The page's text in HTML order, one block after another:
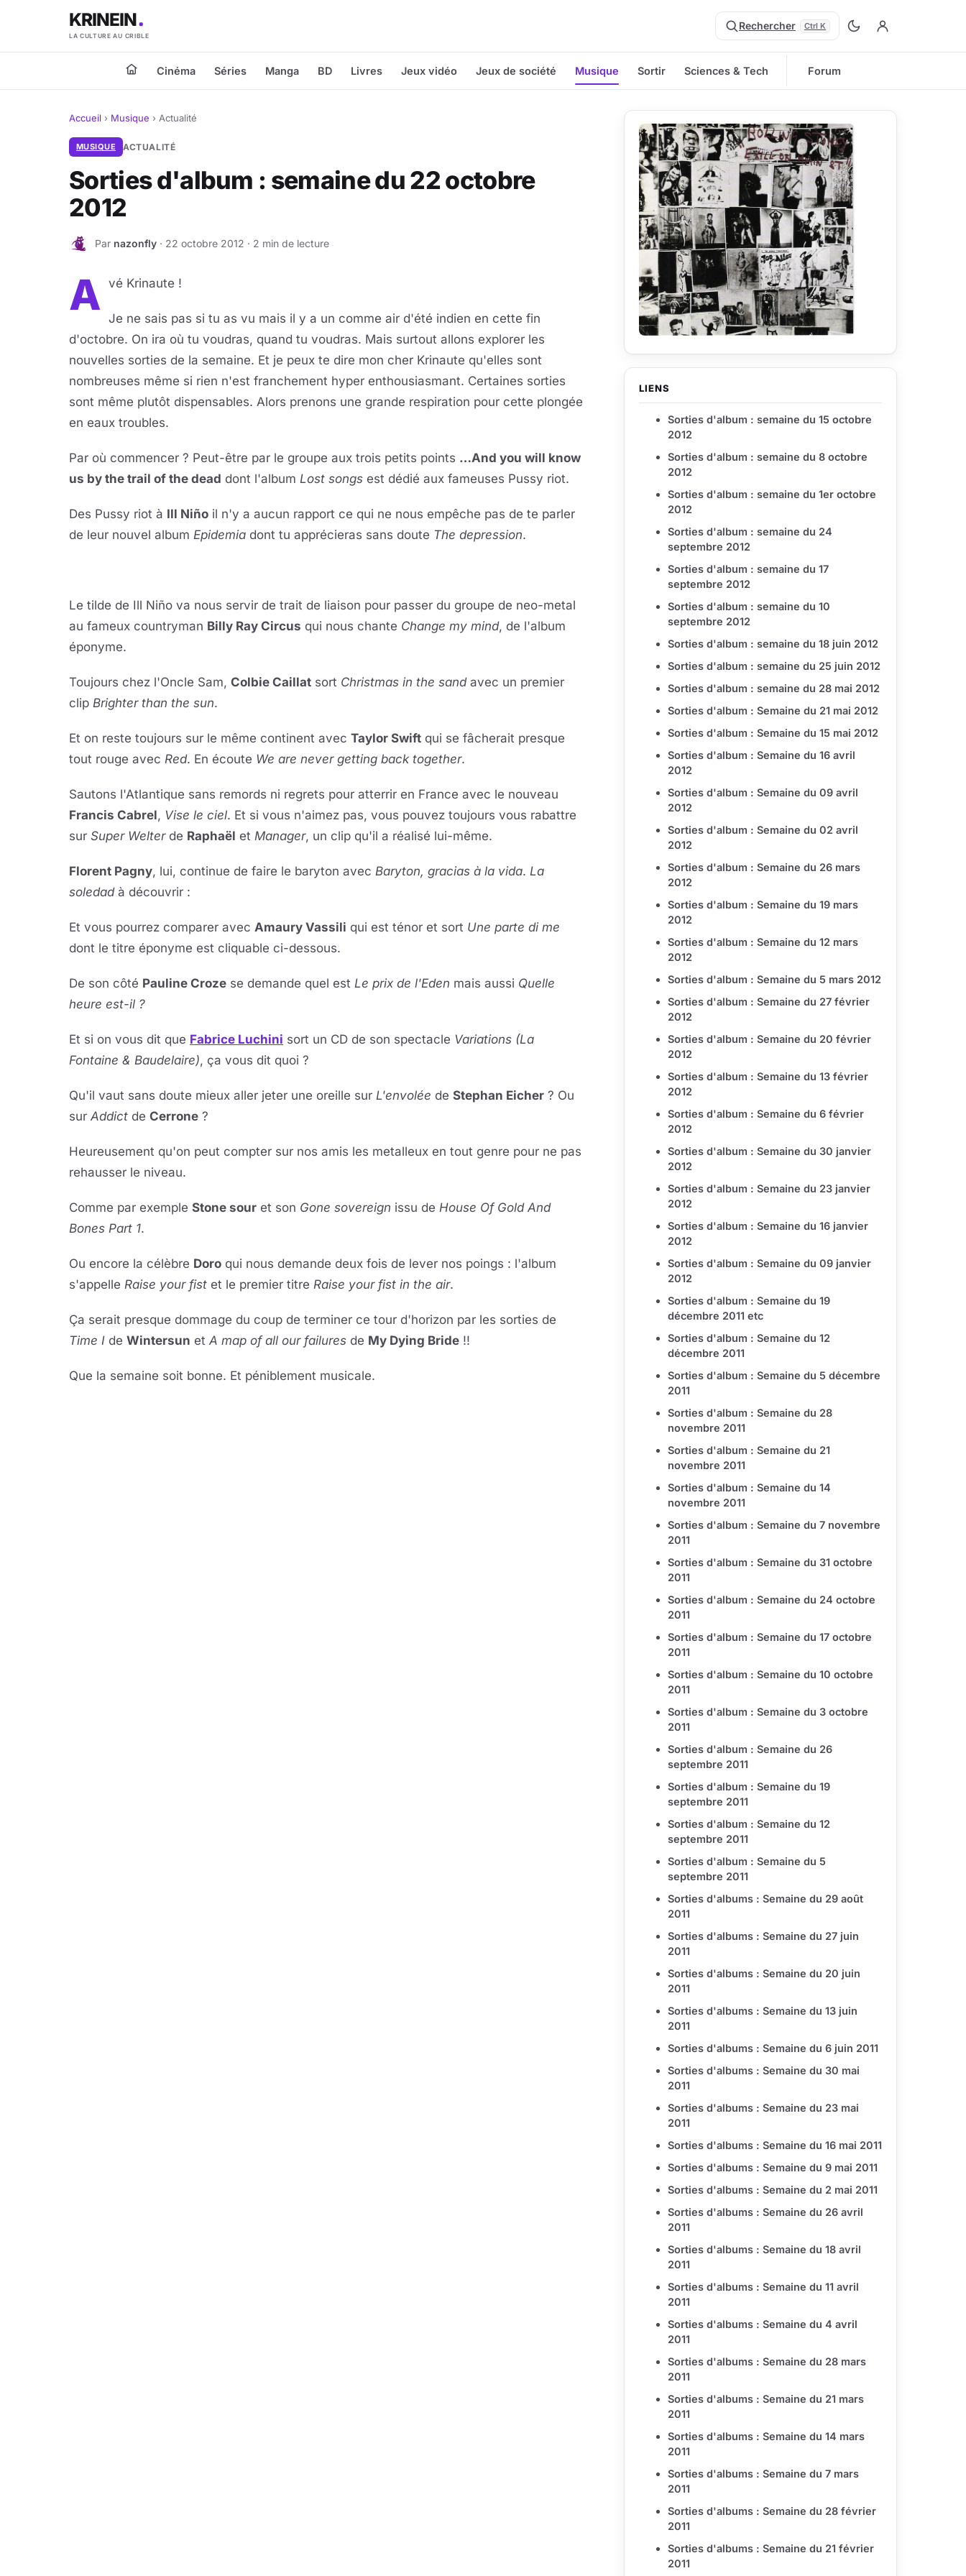
KRINEIN
LA CULTURE AU CRIBLE
Rechercher Ctrl K
Cinéma Séries Manga BD Livres Jeux vidéo Jeux de société Musique Sortir Sciences & Tech Forum
Accueil › Musique › Actualité
MUSIQUE ACTUALITÉ
Sorties d'album : semaine du 22 octobre
2012
N Par nazonfly · 22 octobre 2012 · 2 min de lecture
A vé Krinaute !
Je ne sais pas si tu as vu mais il y a un comme air d'été indien en cette fin
d'octobre. On ira où tu voudras, quand tu voudras. Mais surtout allons explorer les
nouvelles sorties de la semaine. Et je peux te dire mon cher Krinaute qu'elles sont
nombreuses même si rien n'est franchement hyper enthousiasmant. Certaines sorties
sont même plutôt dispensables. Alors prenons une grande respiration pour cette plongée
en eaux troubles.
Par où commencer ? Peut-être par le groupe aux trois petits points …And you will know
us by the trail of the dead dont l'album Lost songs est dédié aux fameuses Pussy riot.
Des Pussy riot à Ill Niño il n'y a aucun rapport ce qui ne nous empêche pas de te parler
de leur nouvel album Epidemia dont tu apprécieras sans doute The depression.
Le tilde de Ill Niño va nous servir de trait de liaison pour passer du groupe de neo-metal
au fameux countryman Billy Ray Circus qui nous chante Change my mind, de l'album
éponyme.
Toujours chez l'Oncle Sam, Colbie Caillat sort Christmas in the sandavec un premier
clip Brighter than the sun.
Et on reste toujours sur le même continent avec Taylor Swift qui se fâcherait presque
tout rouge avec Red. En écoute We are never getting back together.
Sautons l'Atlantique sans remords ni regrets pour atterrir en France avec le nouveau
Francis Cabrel, Vise le ciel. Et si vous n'aimez pas, vous pouvez toujours vous rabattre
sur Super Welterde Raphaël et Manager, un clip qu'il a réalisé lui-même.
Florent Pagny, lui, continue de faire le baryton avec Baryton, gracias à la vida. La
soledadà découvrir :
Et vous pourrez comparer avec Amaury Vassili qui est ténor et sort Une parte di me
dont le titre éponyme est cliquable ci-dessous.
De son côté Pauline Croze se demande quel est Le prix de l'Eden mais aussi Quelle
heure est-il ?
Et si on vous dit que Fabrice Luchini sort un CD de son spectacle Variations (La
Fontaine & Baudelaire), ça vous dit quoi ?
Qu'il vaut sans doute mieux aller jeter une oreille sur L'envolée de Stephan Eicher ? Ou
sur Addict de Cerrone ?
Heureusement qu'on peut compter sur nos amis les metalleux en tout genre pour ne pas
rehausser le niveau.
Comme par exemple Stone sour et son Gone sovereign issu de House Of Gold And
Bones Part 1.
Ou encore la célèbre Doro qui nous demande deux fois de lever nos poings : l'album
s'appelle Raise your fist et le premier titre Raise your fist in the air.
Ça serait presque dommage du coup de terminer ce tour d'horizon par les sorties de
Time I de Wintersun et A map of all our failures de My Dying Bride !!
Que la semaine soit bonne. Et péniblement musicale.
LIENS
Sorties d'album : semaine du 15 octobre
2012
Sorties d'album : semaine du 8 octobre
2012
Sorties d'album : semaine du 1er octobre
2012
Sorties d'album : semaine du 24
septembre 2012
Sorties d'album : semaine du 17
septembre 2012
Sorties d'album : semaine du 10
septembre 2012
Sorties d'album : semaine du 18 juin 2012
Sorties d'album : semaine du 25 juin 2012
Sorties d'album : semaine du 28 mai 2012
Sorties d'album : Semaine du 21 mai 2012
Sorties d'album : Semaine du 15 mai 2012
Sorties d'album : Semaine du 16 avril
2012
Sorties d'album : Semaine du 09 avril
2012
Sorties d'album : Semaine du 02 avril
2012
Sorties d'album : Semaine du 26 mars
2012
Sorties d'album : Semaine du 19 mars
2012
Sorties d'album : Semaine du 12 mars
2012
Sorties d'album : Semaine du 5 mars 2012
Sorties d'album : Semaine du 27 février
2012
Sorties d'album : Semaine du 20 février
2012
Sorties d'album : Semaine du 13 février
2012
Sorties d'album : Semaine du 6 février
2012
Sorties d'album : Semaine du 30 janvier
2012
Sorties d'album : Semaine du 23 janvier
2012
Sorties d'album : Semaine du 16 janvier
2012
Sorties d'album : Semaine du 09 janvier
2012
Sorties d'album : Semaine du 19
décembre 2011 etc
Sorties d'album : Semaine du 12
décembre 2011
Sorties d'album : Semaine du 5 décembre
2011
Sorties d'album : Semaine du 28
novembre 2011
Sorties d'album : Semaine du 21
novembre 2011
Sorties d'album : Semaine du 14
novembre 2011
Sorties d'album : Semaine du 7 novembre
2011
Sorties d'album : Semaine du 31 octobre
2011
Sorties d'album : Semaine du 24 octobre
2011
Sorties d'album : Semaine du 17 octobre
2011
Sorties d'album : Semaine du 10 octobre
2011
Sorties d'album : Semaine du 3 octobre
2011
Sorties d'album : Semaine du 26
septembre 2011
Sorties d'album : Semaine du 19
septembre 2011
Sorties d'album : Semaine du 12
septembre 2011
Sorties d'album : Semaine du 5
septembre 2011
Sorties d'albums : Semaine du 29 août
2011
Sorties d'albums : Semaine du 27 juin
2011
Sorties d'albums : Semaine du 20 juin
2011
Sorties d'albums : Semaine du 13 juin
2011
Sorties d'albums : Semaine du 6 juin 2011
Sorties d'albums : Semaine du 30 mai
2011
Sorties d'albums : Semaine du 23 mai
2011
Sorties d'albums : Semaine du 16 mai 2011
Sorties d'albums : Semaine du 9 mai 2011
Sorties d'albums : Semaine du 2 mai 2011
Sorties d'albums : Semaine du 26 avril
2011
Sorties d'albums : Semaine du 18 avril
2011
Sorties d'albums : Semaine du 11 avril
2011
Sorties d'albums : Semaine du 4 avril
2011
Sorties d'albums : Semaine du 28 mars
2011
Sorties d'albums : Semaine du 21 mars
2011
Sorties d'albums : Semaine du 14 mars
2011
Sorties d'albums : Semaine du 7 mars
2011
Sorties d'albums : Semaine du 28 février
2011
Sorties d'albums : Semaine du 21 février
2011